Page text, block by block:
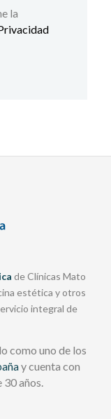
la
de Clínicas Mato
estética y otros
integral de
como uno de los
y cuenta con
30 años.